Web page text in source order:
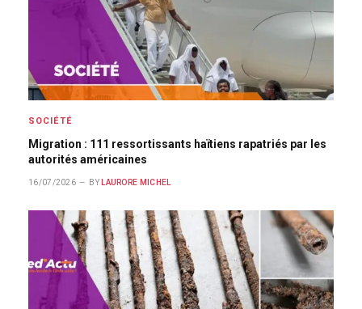
SOCIÉTÉ
Migration : 111 ressortissants haïtiens rapatriés par les
autorités américaines
16/07/2026 BY LAURORE MICHEL